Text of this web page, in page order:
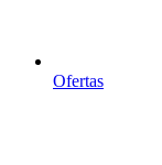
Ofertas